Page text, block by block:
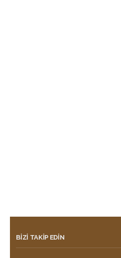
BIZI TAKIP EDIN